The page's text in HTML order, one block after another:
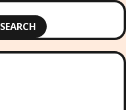
SEARCH